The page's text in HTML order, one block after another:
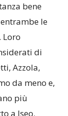
bene
le
Loro
di
Azzola,
da meno e,
più
a Iseo.